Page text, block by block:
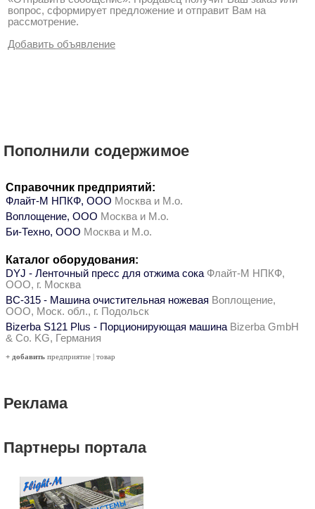
вопрос, сформирует предложение и отправит Вам на
рассмотрение.
Добавить объявление
Пополнили содержимое
Справочник предприятий:
Флайт-М НПКФ, ООО Москва и М.о.
Воплощение, ООО Москва и М.о.
Би-Техно, ООО Москва и М.о.
Каталог оборудования:
DYJ - Ленточный пресс для отжима сока Флайт-М НПКФ,
ООО, г. Москва
ВС-315 - Машина очистительная ножевая Воплощение,
ООО, Моск. обл., г. Подольск
Bizerba S121 Plus - Порционирующая машина Bizerba GmbH
& Co. KG, Германия
+ добавить предприятие | товар
Реклама
Партнеры портала